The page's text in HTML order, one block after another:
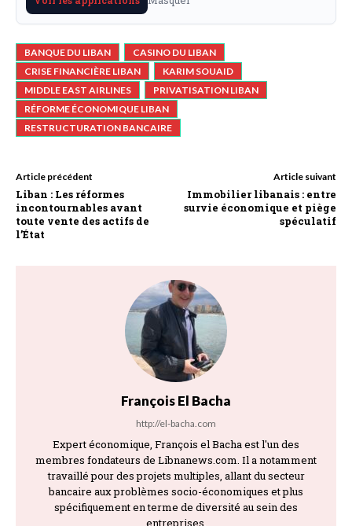
BANQUE DU LIBAN
CASINO DU LIBAN
CRISE FINANCIÈRE LIBAN
KARIM SOUAID
MIDDLE EAST AIRLINES
PRIVATISATION LIBAN
RÉFORME ÉCONOMIQUE LIBAN
RESTRUCTURATION BANCAIRE
Article précédent
Liban : Les réformes
incontournables avant
toute vente des actifs de
l’État
Article suivant
Immobilier libanais : entre
survie économique et piège
spéculatif
François El Bacha
http://el-bacha.com
Expert économique, François el Bacha est l'un des
membres fondateurs de Libnanews.com. Il a notamment
travaillé pour des projets multiples, allant du secteur
bancaire aux problèmes socio-économiques et plus
spécifiquement en terme de diversité au sein des
entreprises.